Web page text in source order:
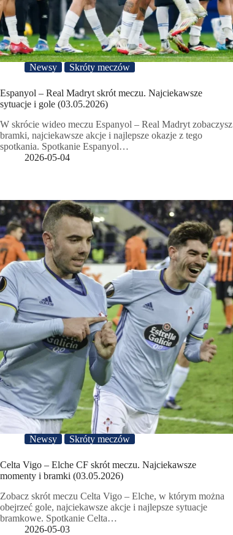
Newsy Skróty meczów
Espanyol – Real Madryt skrót meczu. Najciekawsze
sytuacje i gole (03.05.2026)
W skrócie wideo meczu Espanyol – Real Madryt zobaczysz
bramki, najciekawsze akcje i najlepsze okazje z tego
spotkania. Spotkanie Espanyol…
2026-05-04
Newsy Skróty meczów
Celta Vigo – Elche CF skrót meczu. Najciekawsze
momenty i bramki (03.05.2026)
Zobacz skrót meczu Celta Vigo – Elche, w którym można
obejrzeć gole, najciekawsze akcje i najlepsze sytuacje
bramkowe. Spotkanie Celta…
2026-05-03